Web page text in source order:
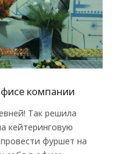
компании
Так решила
кейтеринговую
фуршет на